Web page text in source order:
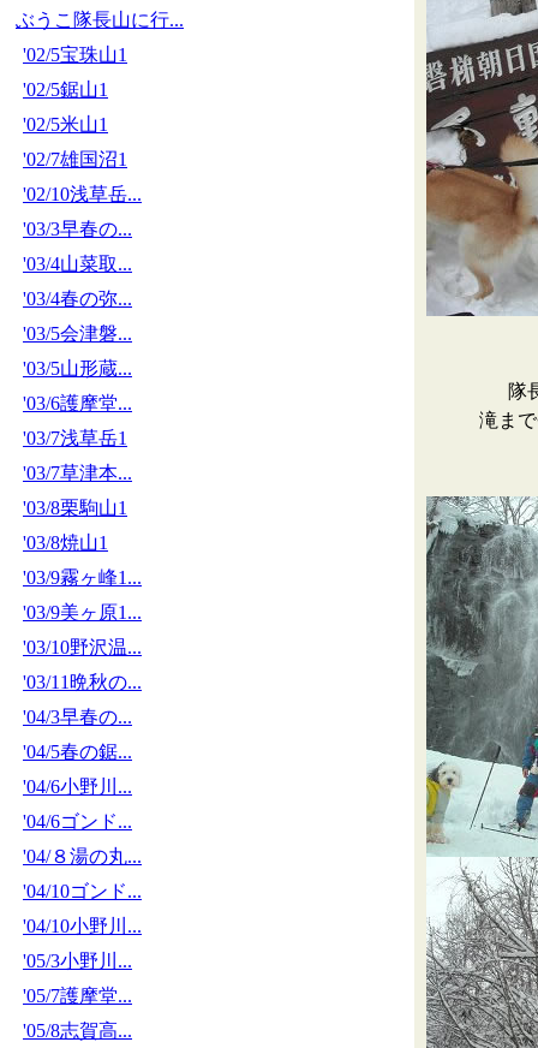
ぶうこ隊長山に行...
'02/5宝珠山1
'02/5鋸山1
'02/5米山1
'02/7雄国沼1
'02/10浅草岳...
'03/3早春の...
'03/4山菜取...
'03/4春の弥...
'03/5会津磐...
'03/5山形蔵...
'03/6護摩堂...
'03/7浅草岳1
'03/7草津本...
'03/8栗駒山1
'03/8焼山1
'03/9霧ヶ峰1...
'03/9美ヶ原1...
'03/10野沢温...
'03/11晩秋の...
'04/3早春の...
'04/5春の鋸...
'04/6小野川...
'04/6ゴンド...
'04/８湯の丸...
'04/10ゴンド...
'04/10小野川...
'05/3小野川...
'05/7護摩堂...
'05/8志賀高...
隊
滝ま